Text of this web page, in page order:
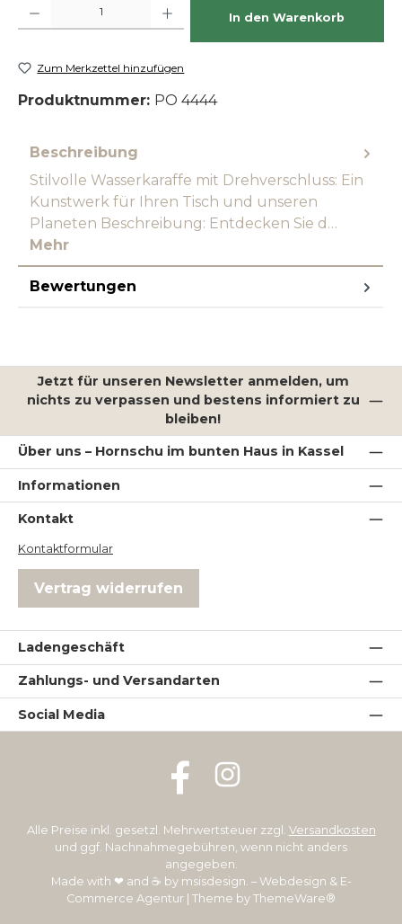
In den Warenkorb
Zum Merkzettel hinzufügen
Produktnummer: PO 4444
Beschreibung
Stilvolle Wasserkaraffe mit Drehverschluss: Ein
Kunstwerk für Ihren Tisch und unseren
Planeten Beschreibung: Entdecken Sie d…
Mehr
Bewertungen
Jetzt für unseren Newsletter anmelden, um
nichts zu verpassen und bestens informiert zu
bleiben!
Über uns – Hornschu im bunten Haus in Kassel
Informationen
Kontakt
Kontaktformular
Vertrag widerrufen
Ladengeschäft
Zahlungs- und Versandarten
Social Media
Facebook Instagram
Alle Preise inkl. gesetzl. Mehrwertsteuer zzgl. Versandkosten
und ggf. Nachnahmegebühren, wenn nicht anders
angegeben.
Made with ❤ and ☕ by msisdesign. – Webdesign & E-
Commerce Agentur | Theme by ThemeWare®